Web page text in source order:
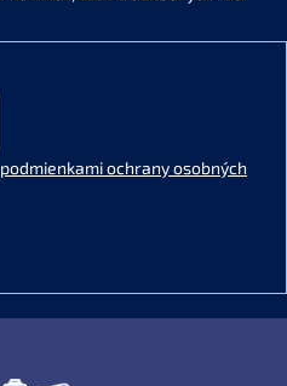
podmienkami ochrany osobných